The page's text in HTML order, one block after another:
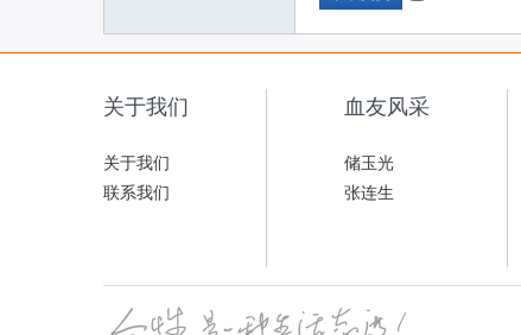
关于我们
关于我们
联系我们
血友风采
储玉光
张连生